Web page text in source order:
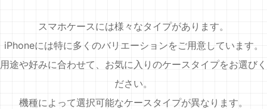
スマホケースには様々なタイプがあります。
iPhoneには特に多くのバリエーションをご用意しています。
用途や好みに合わせて、お気に入りのケースタイプをお選びく
ださい。
機種によって選択可能なケースタイプが異なります。